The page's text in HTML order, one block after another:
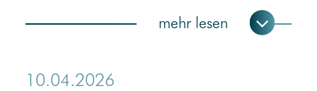
10.04.2026